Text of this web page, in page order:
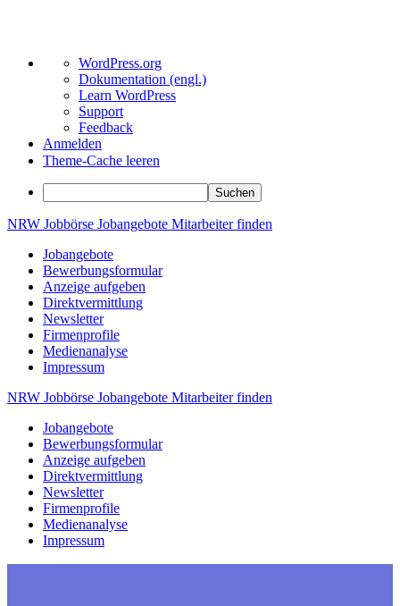
Über
WordPress
WordPress.org
Dokumentation (engl.)
Learn WordPress
Support
Feedback
Anmelden
Theme-Cache leeren
Suchen
Zum
springen
NRW Jobbörse Jobangebote Mitarbeiterfinden
Jobangebote
Bewerbungsformular
Anzeige aufgeben
Direktvermittlung
Newsletter
Firmenprofile
Medienanalyse
Impressum
NRW Jobbörse Jobangebote Mitarbeiterfinden
Jobangebote
Bewerbungsformular
Anzeige aufgeben
Direktvermittlung
Newsletter
Firmenprofile
Medienanalyse
Impressum